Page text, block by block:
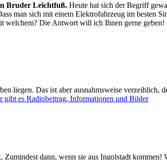
Bruder Leichtfuß. Heute hat sich der Begriff
man sich mit einem Elektrofahrzeug im besten
welchem? Die Antwort will ich Ihnen gerne
liegen. Das ist aber ausnahmsweise verzeihlich,
gibt es Radiobeitrag, Informationen und Bilder
Zumindest dann, wenn sie aus Ingolstadt